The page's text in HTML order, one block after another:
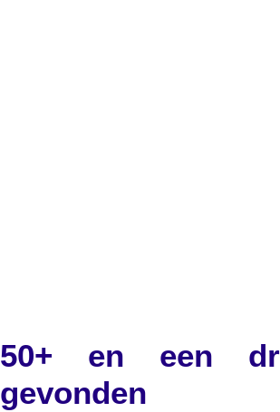
50+ en een
gevonden